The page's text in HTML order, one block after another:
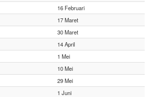
16 Februari
17 Maret
30 Maret
14 April
1 Mei
10 Mei
29 Mei
1 Juni